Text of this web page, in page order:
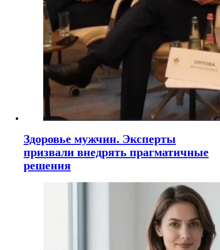
Здоровье мужчин. Эксперты
призвали внедрять прагматичные
решения